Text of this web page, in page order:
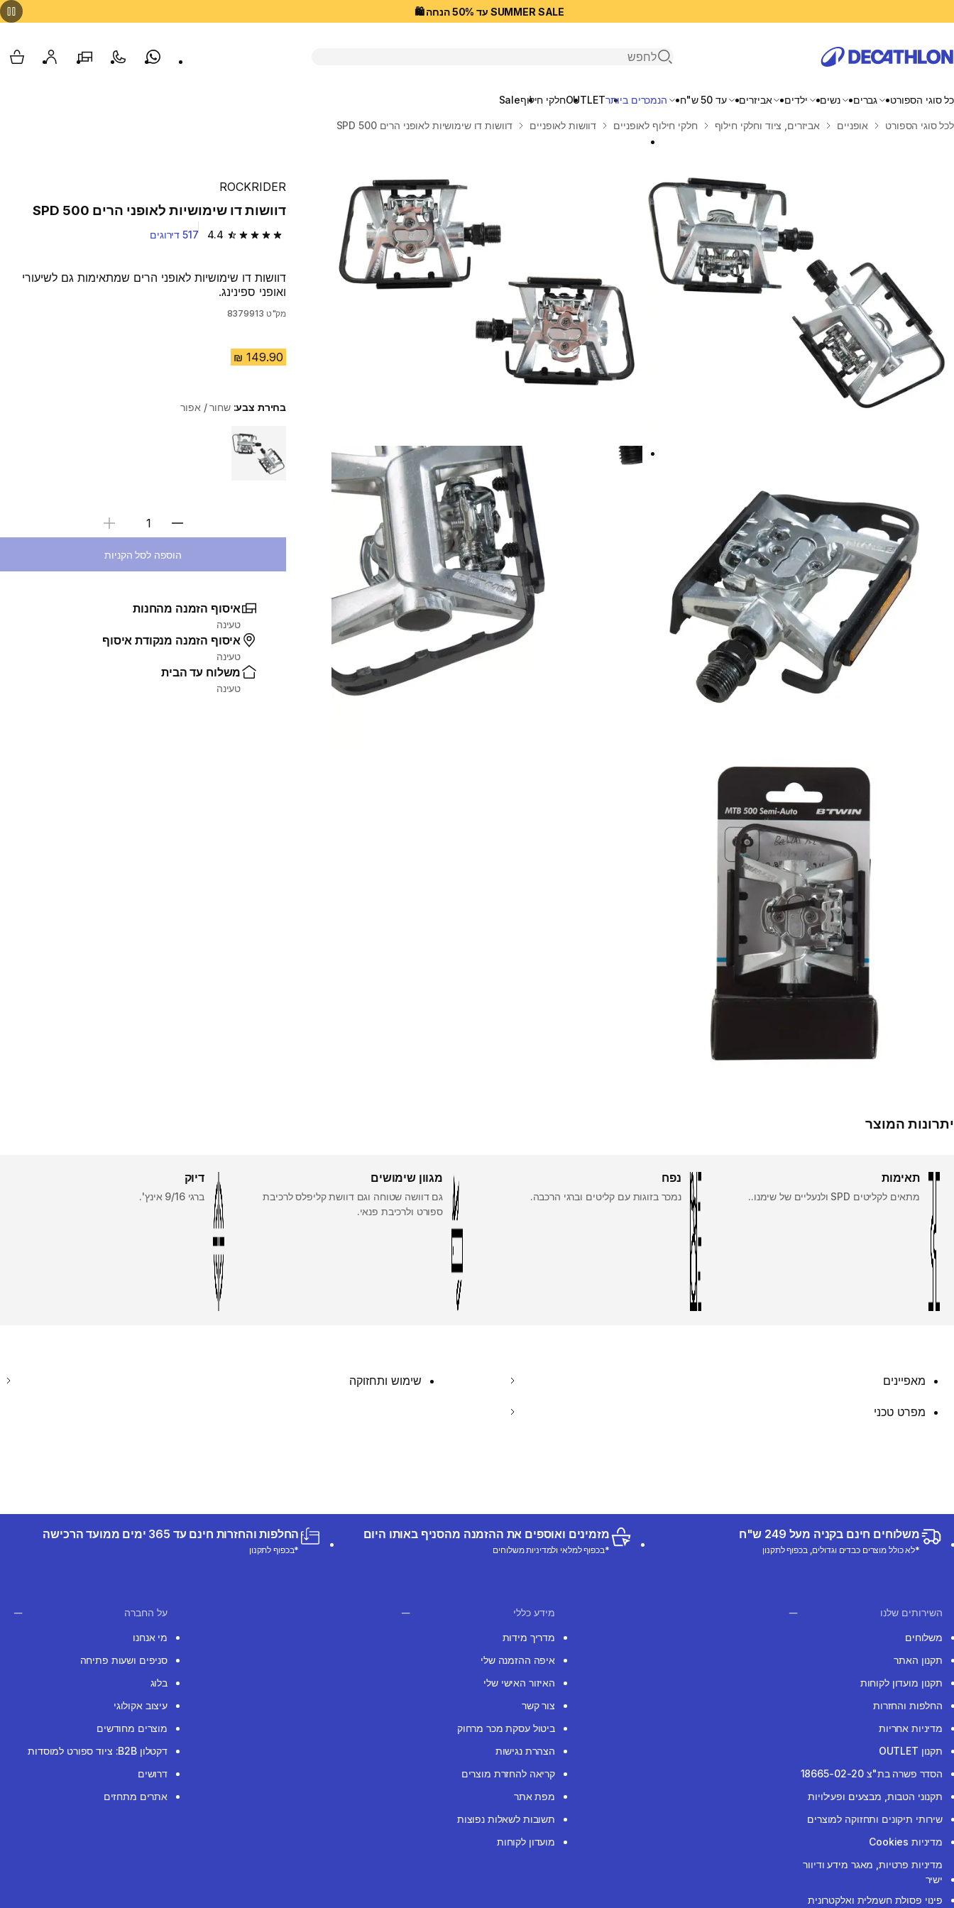
SUMMER SALE עד 50% הנחה 🛍️
פתיחת חיפוש
Whatsappצור קשרהסניפים שלנוהחשבון שלי
כל סוגי הספורט גברים נשים ילדים אביזרים עד 50 ש"ח הנמכרים ביותרOUTLETחלקי חילוףSale
בית
לכל סוגי הספורט אופניים אביזרים, ציוד וחלקי חילוף חלקי חילוף לאופניים דוושות לאופניים דוושות דו שימושיות לאופני הרים SPD 500
ROCKRIDER
דוושות דו שימושיות לאופני הרים SPD 500
4.4 4.4 out of 5 stars from 517 reviews 517 דירוגים
דוושות דו שימושיות לאופני הרים שמתאימות גם לשיעורי
ואופני ספינינג.
מק"ט 8379913
בחירת צבע:שחור / אפור
Choose a variant
בחירת כמות
הוספה לסל הקניות
איסוף הזמנה מהחנות
טעינה
איסוף הזמנה מנקודת איסוף
טעינה
משלוח עד הבית
טעינה
יתרונות המוצר
תאימות
מתאים לקליטים SPD ולנעליים של שימנו..
נפח
נמכר בזוגות עם קליטים וברגי הרכבה.
מגוון שימושים
גם דוושה שטוחה וגם דוושת קליפלס לרכיבת
ספורט ולרכיבת פנאי.
דיוק
ברגי 9/16 אינץ'.
מאפיינים שימוש ותחזוקה
מפרט טכני
משלוחים חינם בקניה מעל 249 ש"ח
*לא כולל מוצרים כבדים וגדולים, בכפוף לתקנון
מזמינים ואוספים את ההזמנה מהסניף באותו היום
*בכפוף למלאי ולמדיניות משלוחים
החלפות והחזרות חינם עד 365 ימים ממועד הרכישה
*בכפוף לתקנון
השירותים שלנו
משלוחים
תקנון האתר
תקנון מועדון לקוחות
החלפות והחזרות
מדיניות אחריות
תקנון OUTLET
הסדר פשרה בת"צ 18665-02-20
תקנוני הטבות, מבצעים ופעילויות
שירותי תיקונים ותחזוקה למוצרים
מדיניות Cookies
מדיניות פרטיות, מאגר מידע ודיוור
ישיר
פינוי פסולת חשמלית ואלקטרונית
מידע כללי
מדריך מידות
איפה ההזמנה שלי
האיזור האישי שלי
צור קשר
ביטול עסקת מכר מרחוק
הצהרת נגישות
קריאה להחזרת מוצרים
מפת אתר
תשובות לשאלות נפוצות
מועדון לקוחות
על החברה
מי אנחנו
סניפים ושעות פתיחה
בלוג
עיצוב אקולוגי
מוצרים מחודשים
דקטלון B2B: ציוד ספורט למוסדות
דרושים
אתרים מתחזים